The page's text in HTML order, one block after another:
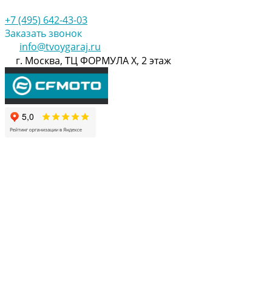
+7 (495) 642-43-03
Заказать звонок
info@tvoygaraj.ru
г. Москва, ТЦ ФОРМУЛА Х, 2 этаж